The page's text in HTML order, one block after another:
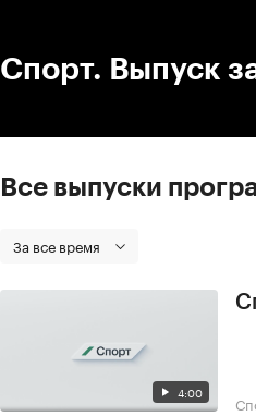
Спорт. Выпуск
Все выпуски
За все время
4:00